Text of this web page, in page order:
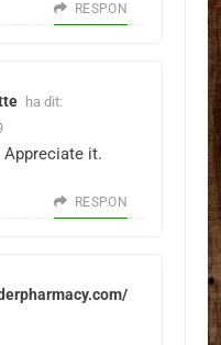
RESPON
ha dit:
it.
RESPON